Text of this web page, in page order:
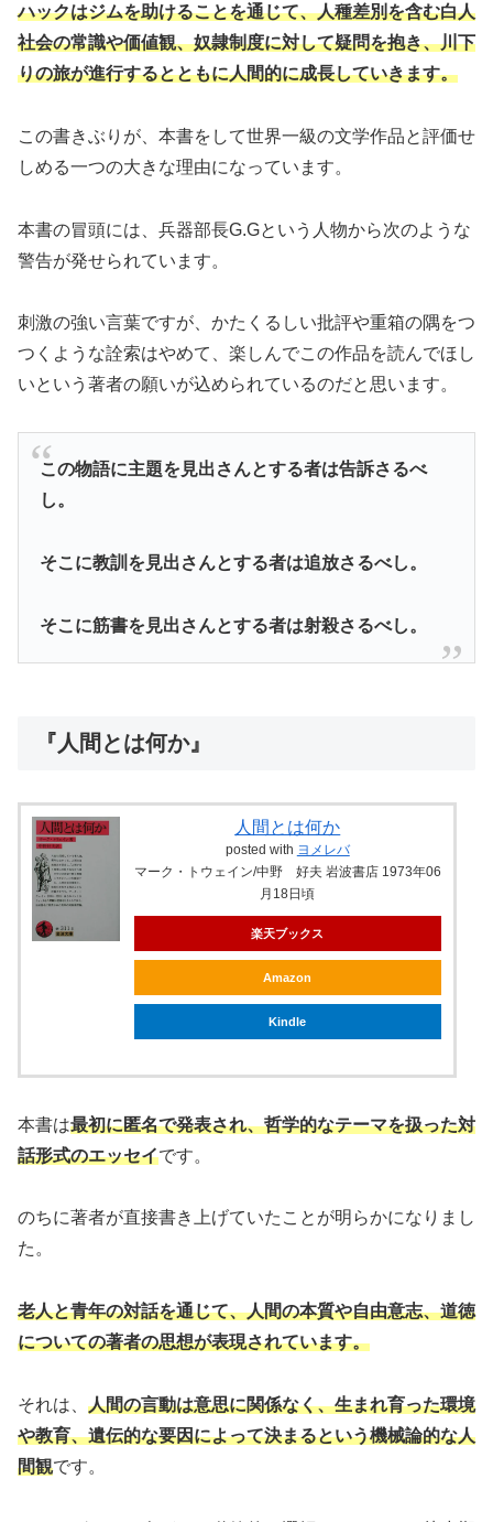
ハックはジムを助けることを通じて、人種差別を含む白人
社会の常識や価値観、奴隷制度に対して疑問を抱き、川下
りの旅が進行するとともに人間的に成長していきます。
この書きぶりが、本書をして世界一級の文学作品と評価せ
しめる一つの大きな理由になっています。
本書の冒頭には、兵器部長G.Gという人物から次のような
警告が発せられています。
刺激の強い言葉ですが、かたくるしい批評や重箱の隅をつ
つくような詮索はやめて、楽しんでこの作品を読んでほし
いという著者の願いが込められているのだと思います。
この物語に主題を見出さんとする者は告訴さるべ
し。
そこに教訓を見出さんとする者は追放さるべし。
そこに筋書を見出さんとする者は射殺さるべし。
『人間とは何か』
人間とは何か
posted with ヨメレバ
マーク・トウェイン/中野 好夫 岩波書店 1973年06
月18日頃
楽天ブックス
Amazon
Kindle
本書は最初に匿名で発表され、哲学的なテーマを扱った対
話形式のエッセイです。
のちに著者が直接書き上げていたことが明らかになりまし
た。
老人と青年の対話を通じて、人間の本質や自由意志、道徳
についての著者の思想が表現されています。
それは、 人間の言動は意思に関係なく、生まれ育った環境
や教育、遺伝的な要因によって決まるという機械論的な人
間観です。